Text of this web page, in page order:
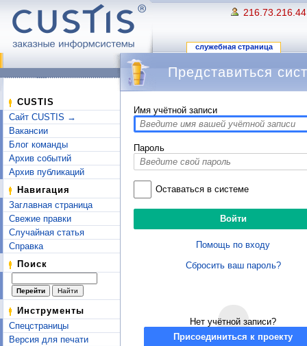
216.73.216.44
служебная страница
CUSTIS
Сайт CUSTIS →
Вакансии
Блог команды
Архив событий
Архив публикаций
Навигация
Заглавная страница
Свежие правки
Случайная статья
Справка
Поиск
Инструменты
Спецстраницы
Версия для печати
Представиться
Имя учётной записи
Пароль
Оставаться в системе
Помощь по входу
Сбросить ваш пароль?
Нет учётной записи?
Присоединиться к проекту